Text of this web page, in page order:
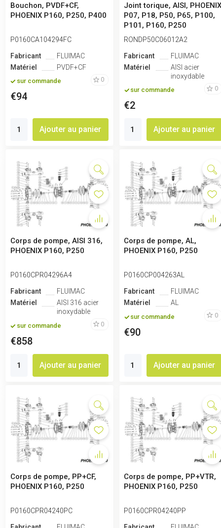
Bouchon, PVDF+CF,
PHOENIX P160, P250, P400
P0160CA104294FC
Fabricant
FLUIMAC
Matériel
PVDF+CF
sur commande 0
€94
Ajouter au panier
Joint torique, AISI,
P07, P18, P50, P65, P100,
P101, P160, P250
RONDP50C06012A2
Fabricant
FLUIMAC
Matériel
AISI acier
inoxydable
sur commande 0
€2
Ajouter au panier
Corps de pompe, AISI 316,
PHOENIX P160, P250
P0160CPR04296A4
Fabricant
FLUIMAC
Matériel
AISI 316 acier
inoxydable
sur commande 0
€858
Ajouter au panier
Corps de pompe, AL,
PHOENIX P160, P250
P0160CP004263AL
Fabricant
FLUIMAC
Matériel
AL
sur commande 0
€90
Ajouter au panier
Corps de pompe, PP+CF,
PHOENIX P160, P250
P0160CPR04240PC
Corps de pompe, PP+VTR,
PHOENIX P160, P250
P0160CPR04240PP